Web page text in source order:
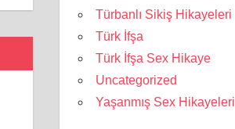
Türbanlı Sikiş Hikayeleri
Türk İfşa
Türk İfşa Sex Hikaye
Uncategorized
Yaşanmış Sex Hikayeleri